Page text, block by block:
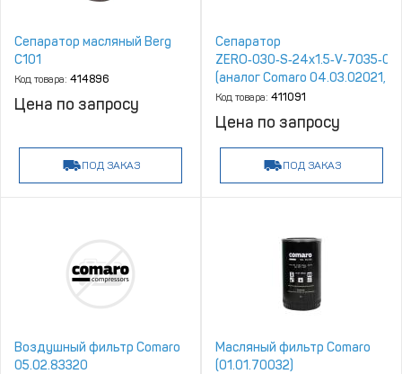
Сепаратор масляный Berg
С101
Код товара: 414896
Цена по запросу
ПОД ЗАКАЗ
Сепаратор
ZERO‑030‑S‑24x1.5‑V‑7035‑00
(аналог Comaro 04.03.02021,
05.03.61018)
Код товара: 411091
Цена по запросу
ПОД ЗАКАЗ
Воздушный фильтр Сomaro
05.02.83320
Масляный фильтр Comaro
(01.01.70032)